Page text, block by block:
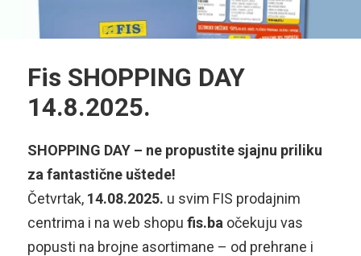
Fis SHOPPING DAY
14.8.2025.
SHOPPING DAY – ne propustite sjajnu priliku
za fantastične uštede!
Četvrtak, 14.08.2025. u svim FIS prodajnim
centrima i na web shopu fis.ba očekuju vas
popusti na brojne asortimane – od prehrane i